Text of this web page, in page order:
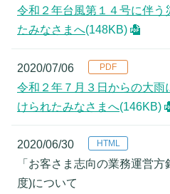
令和２年台風第１４号に伴
たみなさまへ(148KB)
2020/07/06
令和２年７月３日からの大雨
けられたみなさまへ(146KB)
2020/06/30
「お客さま志向の業務運営
度)について